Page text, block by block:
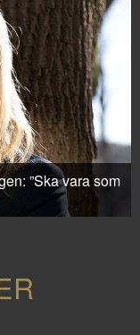
”Ska vara som